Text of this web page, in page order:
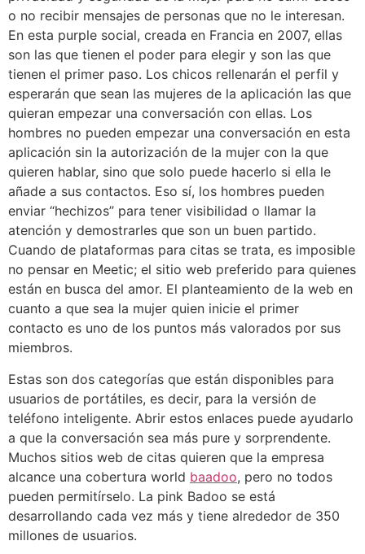
o no recibir mensajes de personas que no le interesan.
En esta purple social, creada en Francia en 2007, ellas
son las que tienen el poder para elegir y son las que
tienen el primer paso. Los chicos rellenarán el perfil y
esperarán que sean las mujeres de la aplicación las que
quieran empezar una conversación con ellas. Los
hombres no pueden empezar una conversación en esta
aplicación sin la autorización de la mujer con la que
quieren hablar, sino que solo puede hacerlo si ella le
añade a sus contactos. Eso sí, los hombres pueden
enviar “hechizos” para tener visibilidad o llamar la
atención y demostrarles que son un buen partido.
Cuando de plataformas para citas se trata, es imposible
no pensar en Meetic; el sitio web preferido para quienes
están en busca del amor. El planteamiento de la web en
cuanto a que sea la mujer quien inicie el primer
contacto es uno de los puntos más valorados por sus
miembros.
Estas son dos categorías que están disponibles para
usuarios de portátiles, es decir, para la versión de
teléfono inteligente. Abrir estos enlaces puede ayudarlo
a que la conversación sea más pure y sorprendente.
Muchos sitios web de citas quieren que la empresa
alcance una cobertura world baadoo, pero no todos
pueden permitírselo. La pink Badoo se está
desarrollando cada vez más y tiene alrededor de 350
millones de usuarios.